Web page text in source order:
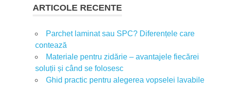
ARTICOLE RECENTE
Parchet laminat sau SPC? Diferențele care
contează
Materiale pentru zidărie – avantajele fiecărei
soluții și când se folosesc
Ghid practic pentru alegerea vopselei lavabile